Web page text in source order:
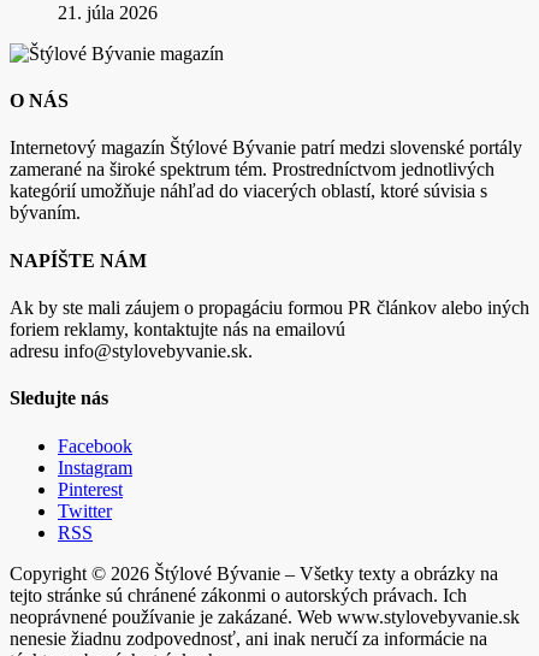
21. júla 2026
O NÁS
Internetový magazín Štýlové Bývanie patrí medzi slovenské portály
zamerané na široké spektrum tém. Prostredníctvom jednotlivých
kategórií umožňuje náhľad do viacerých oblastí, ktoré súvisia s
bývaním.
NAPÍŠTE NÁM
Ak by ste mali záujem o propagáciu formou PR článkov alebo iných
foriem reklamy, kontaktujte nás na emailovú
adresu info@stylovebyvanie.sk.
Sledujte nás
Facebook
Instagram
Pinterest
Twitter
RSS
Copyright © 2026 Štýlové Bývanie – Všetky texty a obrázky na
tejto stránke sú chránené zákonmi o autorských právach. Ich
neoprávnené používanie je zakázané. Web www.stylovebyvanie.sk
nenesie žiadnu zodpovednosť, ani inak neručí za informácie na